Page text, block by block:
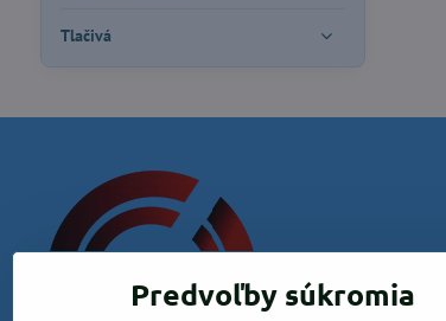
Tlačivá
Predvoľby súkromia